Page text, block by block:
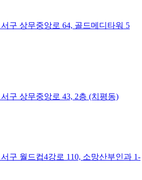
구 상무중앙로 64, 골드메디타워 5
구 상무중앙로 43, 2층 (치평동)
구 월드컵4강로 110, 소망산부인과 1-